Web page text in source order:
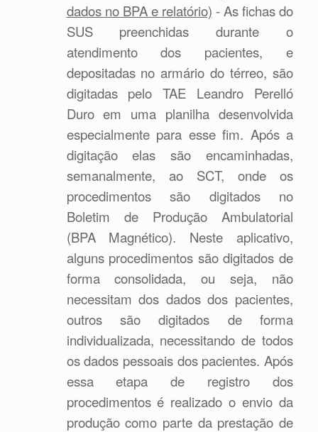
dados no BPA e relatório) - As fichas do
SUS preenchidas durante o
atendimento dos pacientes, e
depositadas no armário do térreo, são
digitadas pelo TAE Leandro Perelló
Duro em uma planilha desenvolvida
especialmente para esse fim. Após a
digitação elas são encaminhadas,
semanalmente, ao SCT, onde os
procedimentos são digitados no
Boletim de Produção Ambulatorial
(BPA Magnético). Neste aplicativo,
alguns procedimentos são digitados de
forma consolidada, ou seja, não
necessitam dos dados dos pacientes,
outros são digitados de forma
individualizada, necessitando de todos
os dados pessoais dos pacientes. Após
essa etapa de registro dos
procedimentos é realizado o envio da
produção como parte da prestação de